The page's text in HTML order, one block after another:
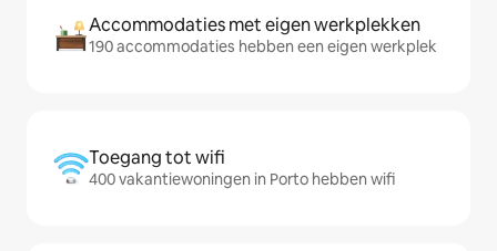
Accommodaties met eigen werkplekken
190 accommodaties hebben een eigen werkplek
Toegang tot wifi
400 vakantiewoningen in Porto hebben wifi